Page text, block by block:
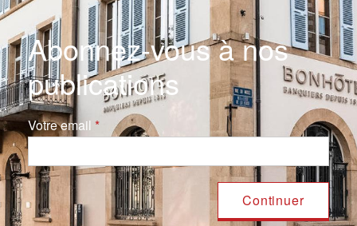
Abonnez-vous à nos
publications
Votre email